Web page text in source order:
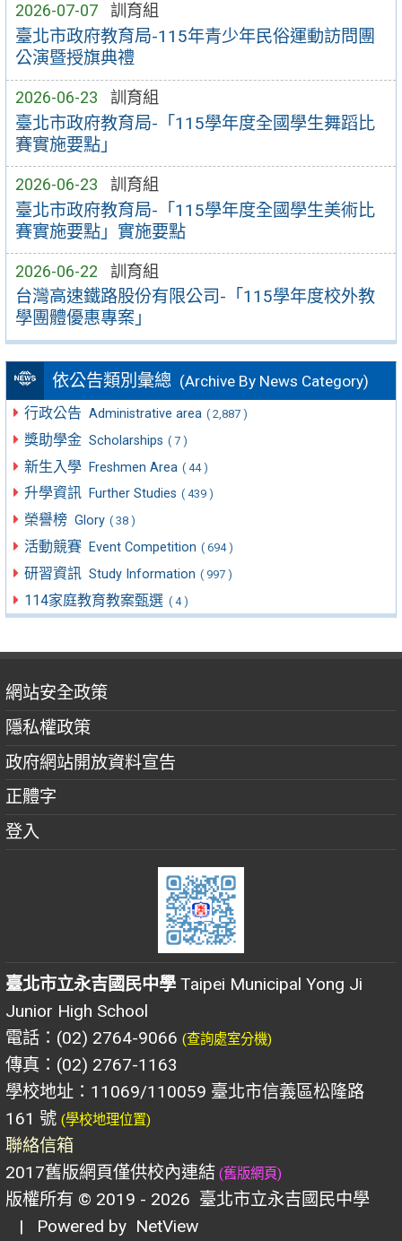
2026-07-07 訓育組
臺北市政府教育局-115年青少年民俗運動訪問團
公演暨授旗典禮
2026-06-23 訓育組
臺北市政府教育局-「115學年度全國學生舞蹈比
賽實施要點」
2026-06-23 訓育組
臺北市政府教育局-「115學年度全國學生美術比
賽實施要點」實施要點
2026-06-22 訓育組
台灣高速鐵路股份有限公司-「115學年度校外教
學團體優惠專案」
依公告類別彙總 (Archive By News Category)
行政公告 Administrative area ( 2,887 )
獎助學金 Scholarships ( 7 )
新生入學 Freshmen Area ( 44 )
升學資訊 Further Studies ( 439 )
榮譽榜 Glory ( 38 )
活動競賽 Event Competition ( 694 )
研習資訊 Study Information ( 997 )
114家庭教育教案甄選 ( 4 )
網站安全政策
隱私權政策
政府網站開放資料宣告
正體字
登入
臺北市立永吉國民中學 Taipei Municipal Yong Ji
Junior High School
電話：(02) 2764-9066 (查詢處室分機)
傳真：(02) 2767-1163
學校地址：11069/110059 臺北市信義區松隆路
161 號 (學校地理位置)
聯絡信箱
2017舊版網頁僅供校內連結 (舊版網頁)
版權所有 © 2019 - 2026 臺北市立永吉國民中學
| Powered by NetView